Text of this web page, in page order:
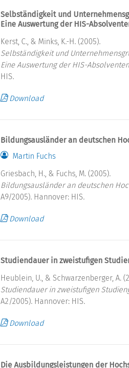
Selbständigkeit und
Eine Auswertung der HIS-
Kerst, C., & Minks, K.-H. (2005).
Selbständigkeit und
Eine Auswertung der HIS-
HIS.
Download
Bildungsausländer an deutschen
Martin Fuchs
Griesbach, H., & Fuchs, M. (2005).
Bildungsausländer an deutschen
A9/2005). Hannover: HIS.
Download
Studiendauer in zweistufigen
Heublein, U., & Schwarzenberger, A.
Studiendauer in zweistufigen
A2/2005). Hannover: HIS.
Download
Die Ausbildungsleistungen der